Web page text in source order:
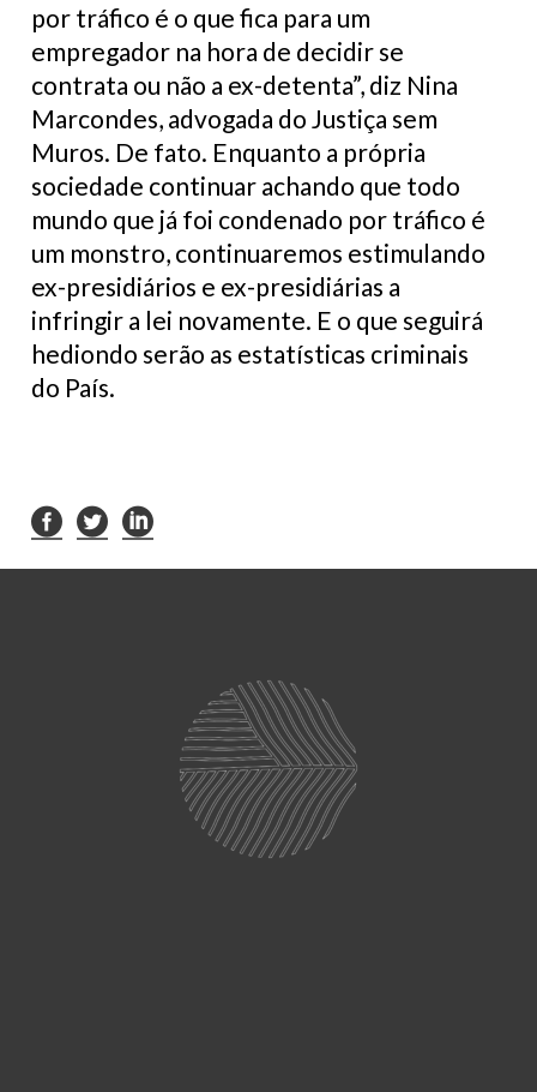
por tráfico é o que fica para um
empregador na hora de decidir se
contrata ou não a ex-detenta”, diz Nina
Marcondes, advogada do Justiça sem
Muros. De fato. Enquanto a própria
sociedade continuar achando que todo
mundo que já foi condenado por tráfico é
um monstro, continuaremos estimulando
ex-presidiários e ex-presidiárias a
infringir a lei novamente. E o que seguirá
hediondo serão as estatísticas criminais
do País.